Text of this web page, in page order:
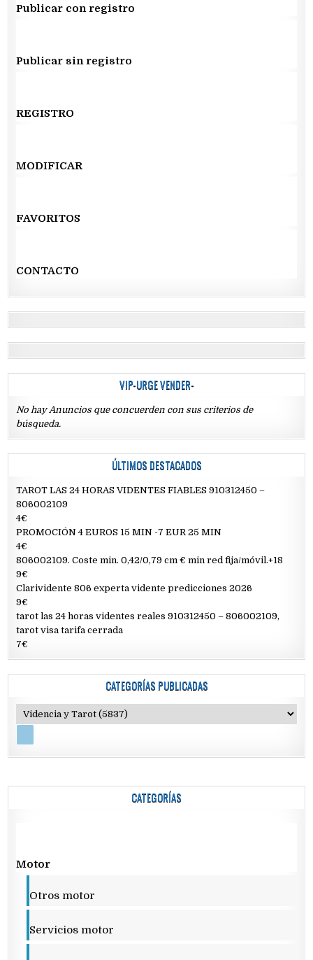
Publicar con registro
Publicar sin registro
REGISTRO
MODIFICAR
FAVORITOS
CONTACTO
VIP-URGE VENDER-
No hay Anuncios que concuerden con sus criterios de
búsqueda.
ÚLTIMOS DESTACADOS
TAROT LAS 24 HORAS VIDENTES FIABLES 910312450 –
806002109
4€
PROMOCIÓN 4 EUROS 15 MIN -7 EUR 25 MIN
4€
806002109. Coste min. 0,42/0,79 cm € min red fija/móvil.+18
9€
Clarividente 806 experta vidente predicciones 2026
9€
tarot las 24 horas videntes reales 910312450 – 806002109,
tarot visa tarifa cerrada
7€
CATEGORÍAS PUBLICADAS
CATEGORÍAS
Motor
Otros motor
Servicios motor